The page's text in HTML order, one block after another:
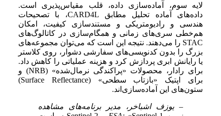
لایه سوم، آماده‌سازی داده، قلب مقیاس‌پذیری است.
داده‌های آماده تحلیل مطابق CARD4L، با تصحیحات
هندسی و رادیومتریکی و مستندسازی کیفیت، امکان
هم‌خطی سری‌های زمانی و همگام‌سازی در کاتالوگ‌های
STAC را می‌دهند. نتیجه این است که می‌توان مجموعه‌های
بزرگ را بدون کدنویسی‌های سفارشی دشوار، روی کلاستر
یا رایانش ابری پردازش کرد و هزینه عملیاتی را کاهش داد.
برای رادار، محصولات «پراکندگی نرمال‌شده» (NRB) و
برای اپتیک «بازتاب سطحی» (Surface Reflectance)
ستون‌های این آماده‌سازی‌اند.
– یوزف اشباخر، مدیر برنامه‌های مشاهده